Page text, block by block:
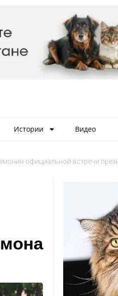
Истории Видео
официальной встречи